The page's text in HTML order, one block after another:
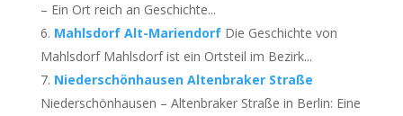
– Ein Ort reich an Geschichte...
Mahlsdorf Alt-Mariendorf Die Geschichte von
Mahlsdorf Mahlsdorf ist ein Ortsteil im Bezirk...
Niederschönhausen Altenbraker Straße
Niederschönhausen – Altenbraker Straße in Berlin: Eine